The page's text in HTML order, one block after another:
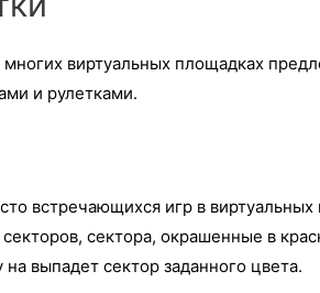
виртуальных площадках
и рулетками.
встречающихся игр в
сектора, окрашенные в
выпадет сектор заданного цвета.